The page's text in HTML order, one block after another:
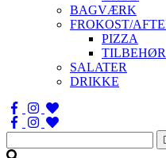
BAGVÆRK
FROKOST/
PIZZA
TILBEHØR
SALATER
DRIKKE
Søg
efter: